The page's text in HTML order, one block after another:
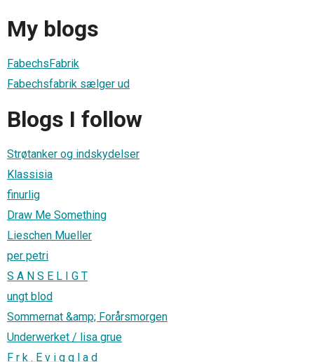
My blogs
FabechsFabrik
Fabechsfabrik sælger ud
Blogs I follow
Strøtanker og indskydelser
Klassisia
finurlig
Draw Me Something
Lieschen Mueller
per petri
S A N S E L I G T
ungt blod
Sommernat &amp; Forårsmorgen
Underwerket / lisa grue
F r k . E v i g g l a d